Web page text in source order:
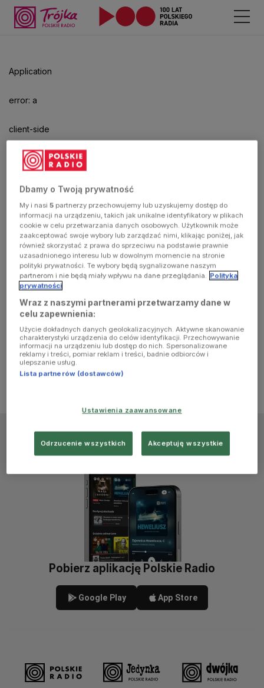
Application
error: a
client-side
exception
has
occurred
(see the
browser
console for
more
information)
aby
odtwarzać.
Pobierz aplikację Polskie Radio
Google Play App Store
Dbamy o Twoją prywatność
My i nasi5 partnerzy przechowujemy lub uzyskujemy dostęp do
informacji na urządzeniu, takich jak unikalne identyfikatory w plikach
cookie w celu przetwarzania danych osobowych. Użytkownik może
zaakceptować swoje wybory lub zarządzać nimi, klikając poniżej, jak
również skorzystać z prawa do sprzeciwu na podstawie prawnie
uzasadnionego interesu lub w dowolnym momencie na stronie
polityki prywatności. Te wybory będą sygnalizowane naszym
partnerom i nie będą miały wpływu na dane przeglądania. Polityka
prywatności
Wraz z naszymi partnerami przetwarzamy dane w
celu zapewnienia:
Użycie dokładnych danych geolokalizacyjnych. Aktywne skanowanie
charakterystyki urządzenia do celów identyfikacji. Przechowywanie
informacji na urządzeniu lub dostęp do nich. Spersonalizowane
reklamy i treści, pomiar reklam i treści, badnie odbiorców i
ulepszanie usług.
Lista partnerów (dostawców)
Ustawienia zaawansowane
Odrzucenie wszystkich Akceptuję wszystkie